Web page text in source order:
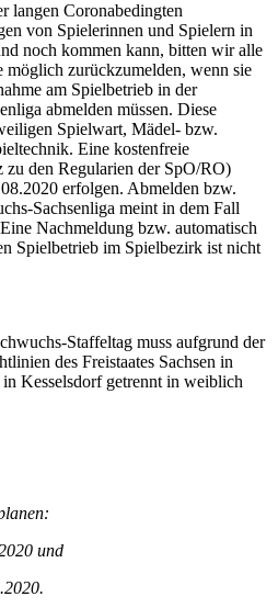
langen Coronabedingten
von Spielerinnen und Spielern in
noch kommen kann, bitten wir alle
möglich zurückzumelden, wenn sie
am Spielbetrieb in der
abmelden müssen. Diese
Spielwart, Mädel- bzw.
Eine kostenfreie
zu den Regularien der SpO/RO)
erfolgen. Abmelden bzw.
Sachsenliga meint in dem Fall
Nachmeldung bzw. automatisch
Spielbetrieb im Spielbezirk ist nicht
Staffeltag muss aufgrund der
des Freistaates Sachsen in
Kesselsdorf getrennt in weiblich
und